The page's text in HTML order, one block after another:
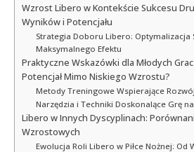
Wzrost Libero w Kontekście Sukcesu
Wyników i Potencjału
Strategia Doboru Libero: Optymalizacja
Maksymalnego Efektu
Praktyczne Wskazówki dla Młodych
Potencjał Mimo Niskiego Wzrostu?
Metody Treningowe Wspierające
Narzędzia i Techniki Doskonalące Grę
Libero w Innych Dyscyplinach:
Wzrostowych
Ewolucja Roli Libero w Piłce Nożnej: